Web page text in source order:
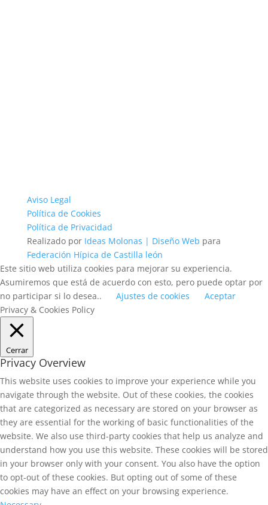
Aviso Legal
Política de Cookies
Política de Privacidad
Realizado por Ideas Molonas | Diseño Web para
Federación Hípica de Castilla león
Este sitio web utiliza cookies para mejorar su experiencia.
Asumiremos que está de acuerdo con esto, pero puede optar por
no participar si lo desea..
Ajustes de cookies
Aceptar
Privacy & Cookies Policy
Cerrar
Privacy Overview
This website uses cookies to improve your experience while you
navigate through the website. Out of these cookies, the cookies
that are categorized as necessary are stored on your browser as
they are essential for the working of basic functionalities of the
website. We also use third-party cookies that help us analyze and
understand how you use this website. These cookies will be stored
in your browser only with your consent. You also have the option
to opt-out of these cookies. But opting out of some of these
cookies may have an effect on your browsing experience.